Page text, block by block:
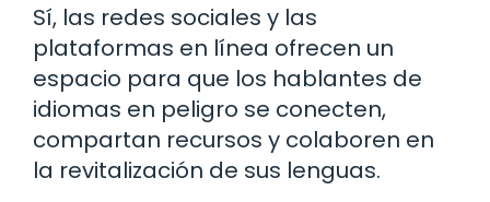
Sí, las redes sociales y las
plataformas en línea ofrecen un
espacio para que los hablantes de
idiomas en peligro se conecten,
compartan recursos y colaboren en
la revitalización de sus lenguas.